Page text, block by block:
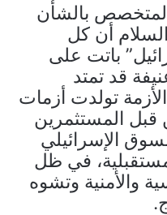
بالشأن
أن كل
باتت على
قد تمتد
تولدت أزمات
قبل المستثمرين
الإسرائيلي
في ظل
والأمنية وتشوه